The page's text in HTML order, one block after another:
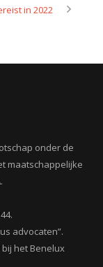
in 2022
onder de
maatschappelijke
advocaten”.
het Benelux